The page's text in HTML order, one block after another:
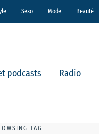
Sexo Mode Beauté
podcasts Radio
TAG